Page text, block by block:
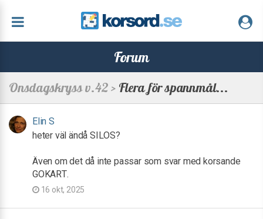
Forum
Onsdagskryss v.42 > Flera för spannmål...
Elin S
heter väl ändå SILOS?
Även om det då inte passar som svar med korsande
GOKART.
16 okt, 2025